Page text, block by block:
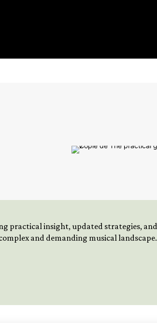
practical insight, updated strategies, and
and demanding musical landscape.